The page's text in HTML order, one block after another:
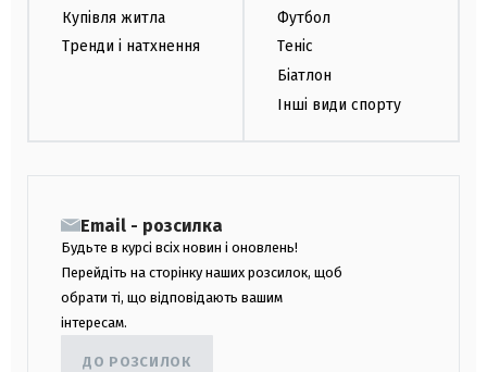
Купівля житла
Тренди і натхнення
Футбол
Теніс
Біатлон
Інші види спорту
Email - розсилка
Будьте в курсі всіх новин і оновлень!
Перейдіть на сторінку наших розсилок, щоб
обрати ті, що відповідають вашим
інтересам.
ДО РОЗСИЛОК